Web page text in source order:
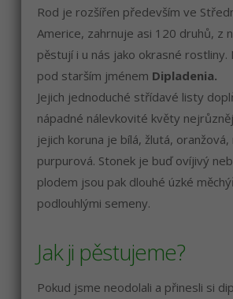
Rod je rozšířen především ve
Americe, zahrnuje asi 120 druhů, z
pěstují i u nás jako okrasné rostliny.
pod starším jménem Dipladenia.
Jejich jednoduché střídavé listy
nápadné nálevkovité květy
jejich koruna je bílá, žlutá,
purpurová. Stonek je buď ovíjivý
plodem jsou pak dlouhé úzké
podlouhlými semeny.
Jak ji pěstujeme?
Pokud jsme neodolali a přinesli si